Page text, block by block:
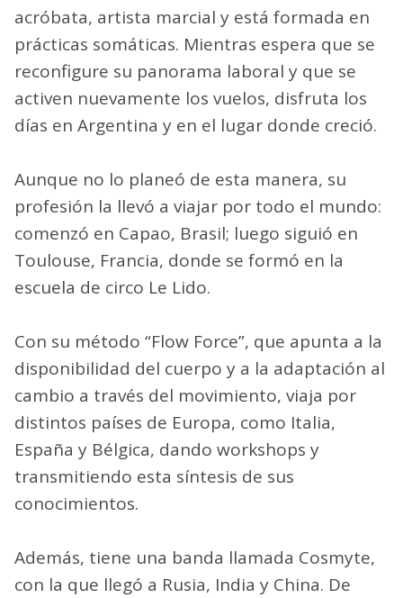
acróbata, artista marcial y está formada en
prácticas somáticas. Mientras espera que se
reconfigure su panorama laboral y que se
activen nuevamente los vuelos, disfruta los
días en Argentina y en el lugar donde creció.
Aunque no lo planeó de esta manera, su
profesión la llevó a viajar por todo el mundo:
comenzó en Capao, Brasil; luego siguió en
Toulouse, Francia, donde se formó en la
escuela de circo Le Lido.
Con su método “Flow Force”, que apunta a la
disponibilidad del cuerpo y a la adaptación al
cambio a través del movimiento, viaja por
distintos países de Europa, como Italia,
España y Bélgica, dando workshops y
transmitiendo esta síntesis de sus
conocimientos.
Además, tiene una banda llamada Cosmyte,
con la que llegó a Rusia, India y China. De